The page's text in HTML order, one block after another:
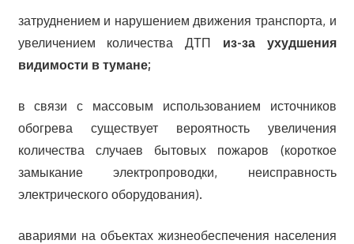
затруднением и нарушением движения транспорта, и
увеличением количества ДТП из-за ухудшения
видимости в тумане;
в связи с массовым использованием источников
обогрева существует вероятность увеличения
количества случаев бытовых пожаров (короткое
замыкание электропроводки, неисправность
электрического оборудования).
авариями на объектах жизнеобеспечения населения